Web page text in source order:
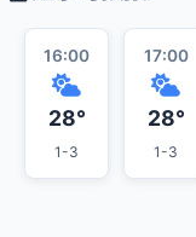
16:00
28°
1-3
17:00
28°
1-3